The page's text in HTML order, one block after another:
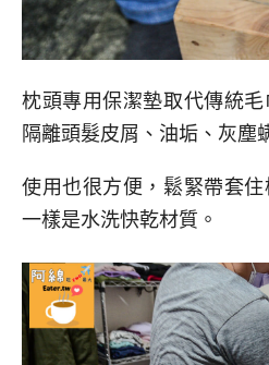
枕頭專用保潔墊取代傳統
隔離頭髮皮屑、油垢、灰塵
使用也很方便，鬆緊帶套
一樣是水洗快乾材質。